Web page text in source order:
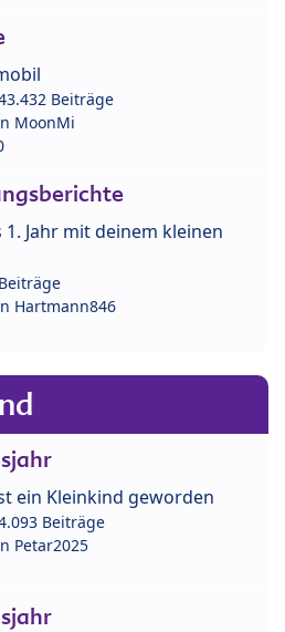
Beiträge
MoonMi
Jahr mit deinem kleinen
Hartmann846
ein Kleinkind geworden
Beiträge
Petar2025